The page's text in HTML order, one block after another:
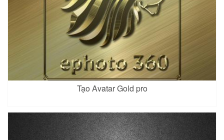
Tạo Avatar Gold pro